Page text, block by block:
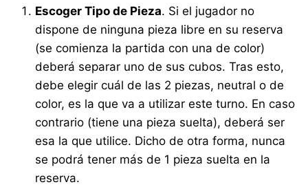
Escoger Tipo de Pieza. Si el jugador no
dispone de ninguna pieza libre en su reserva
(se comienza la partida con una de color)
deberá separar uno de sus cubos. Tras esto,
debe elegir cuál de las 2 piezas, neutral o de
color, es la que va a utilizar este turno. En caso
contrario (tiene una pieza suelta), deberá ser
esa la que utilice. Dicho de otra forma, nunca
se podrá tener más de 1 pieza suelta en la
reserva.